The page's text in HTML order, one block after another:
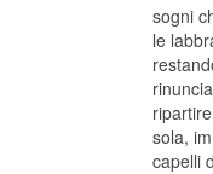
sogni
le
sola,
capelli